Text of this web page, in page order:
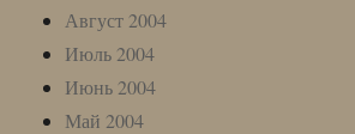
Август 2004
Июль 2004
Июнь 2004
Май 2004